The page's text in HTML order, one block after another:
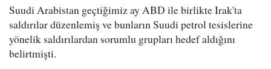
Suudi Arabistan geçtiğimiz ay ABD ile birlikte Irak'ta
saldırılar düzenlemiş ve bunların Suudi petrol tesislerine
yönelik saldırılardan sorumlu grupları hedef aldığını
belirtmişti.